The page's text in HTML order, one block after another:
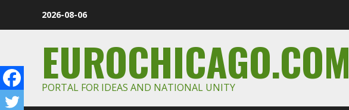
2026-08-06
EUROCHICAGO.COM
PORTAL FOR IDEAS AND NATIONAL UNITY